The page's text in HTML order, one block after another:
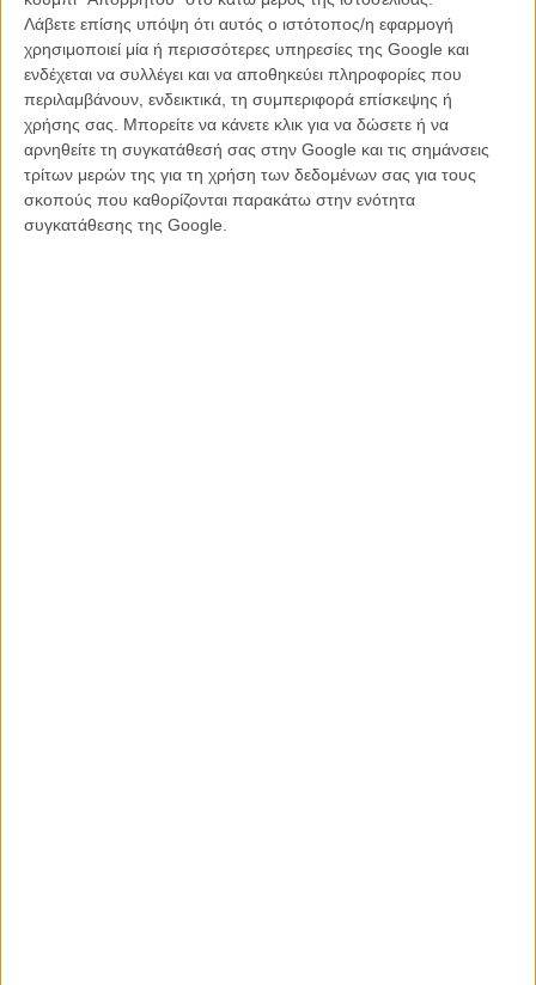
Λάβετε επίσης υπόψη ότι αυτός ο ιστότοπος/η εφαρμογή
χρησιμοποιεί μία ή περισσότερες υπηρεσίες της Google και
ενδέχεται να συλλέγει και να αποθηκεύει πληροφορίες που
περιλαμβάνουν, ενδεικτικά, τη συμπεριφορά επίσκεψης ή
χρήσης σας. Μπορείτε να κάνετε κλικ για να δώσετε ή να
αρνηθείτε τη συγκατάθεσή σας στην Google και τις σημάνσεις
τρίτων μερών της για τη χρήση των δεδομένων σας για τους
σκοπούς που καθορίζονται παρακάτω στην ενότητα
συγκατάθεσης της Google.
Πανέμορφα μονταρισμένο από ξεχασμένο υλικό που βρέθηκε σε ένα
εργαστήριο, το επονομαζόμενο ως Black Woodstock γυρίστηκε το
1969 στο Χάρλεμ και εμφανίζεται στο 2021 με εκδικητική διάθεση. Η
κάμερα κατεβαίνει κυριολεκτικά στο λαιμό της Κλάρα Γουόρντ για να
μας δείξει από που ξεκινάει στην πραγματικότητα η θεϊκή γκόσπελ
φωνή. Περιμένετε μέχρι να δείτε τη Νίνα Σιμόν - πιο οργισμένη από
ποτέ! Θα σας ταρακουνήσει όπως και αυτή η ταινία.